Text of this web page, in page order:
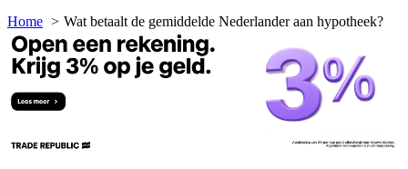
Home
Wat betaalt de gemiddelde Nederlander aan hypotheek?